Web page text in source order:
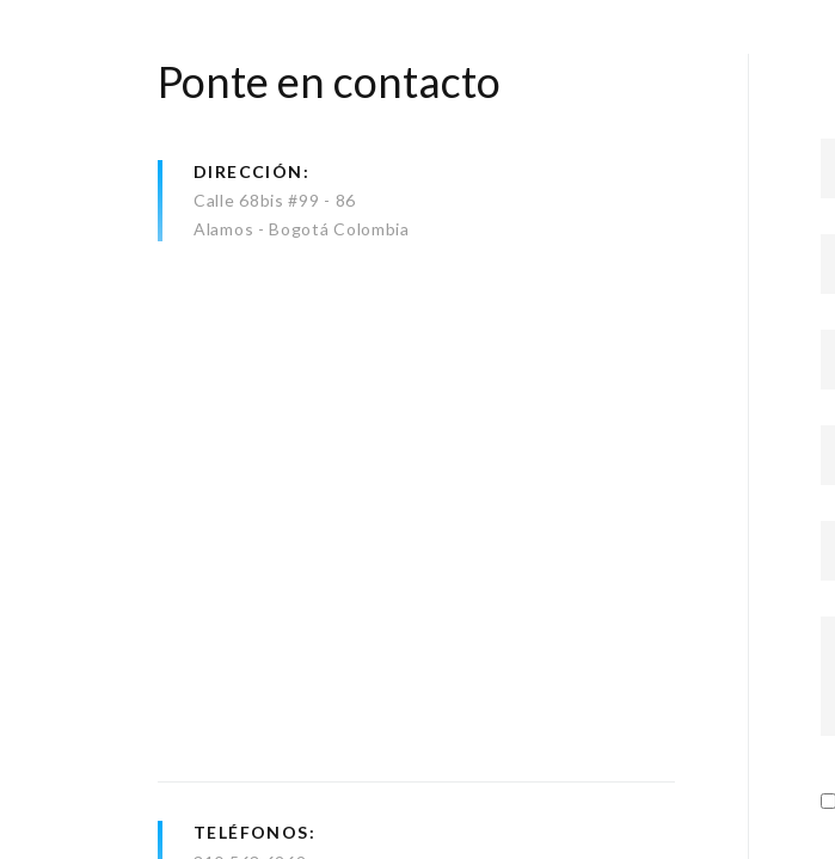
Ponte en contacto
DIRECCIÓN
Calle 68bis #99 - 86
Alamos - Bogotá Colombia
TELÉFONOS